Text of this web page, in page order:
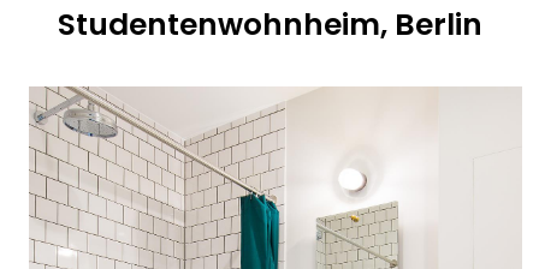
Studentenwohnheim, Berlin